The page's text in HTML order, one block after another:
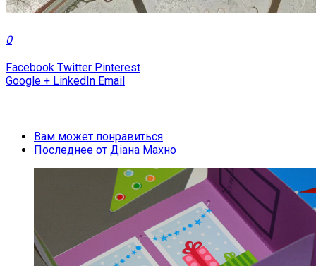
0
Facebook Twitter Pinterest
Google + LinkedIn Email
Вам может понравиться
Последнее от Діана Махно